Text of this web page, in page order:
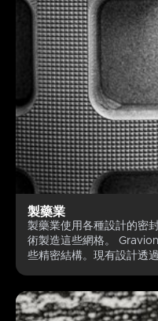
製藥業
製藥業使用各種設計的密
術製造這些網格。
些精密結構。現有設計透